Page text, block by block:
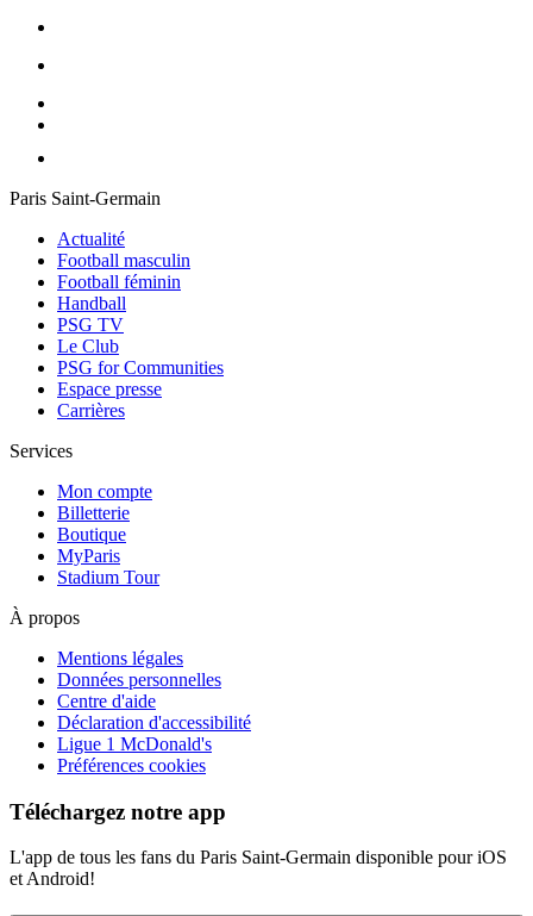
Paris Saint-Germain
Actualité
Football masculin
Football féminin
Handball
PSG TV
Le Club
PSG for Communities
Espace presse
Carrières
Services
Mon compte
Billetterie
Boutique
MyParis
Stadium Tour
À propos
Mentions légales
Données personnelles
Centre d'aide
Déclaration d'accessibilité
Ligue 1 McDonald's
Préférences cookies
Téléchargez notre app
L'app de tous les fans du Paris Saint-Germain disponible pour iOS
et Android!